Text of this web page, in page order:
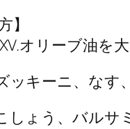
】
オリーブ油を
ッキーニ、なす
しょう、バルサ